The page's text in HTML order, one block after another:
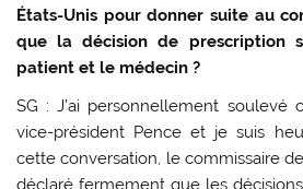
États-Unis pour donner suite au
que la décision de prescription
patient et le médecin ?
SG : J’ai personnellement soulevé
vice-président Pence et je suis
cette conversation, le commissaire
déclaré fermement que les